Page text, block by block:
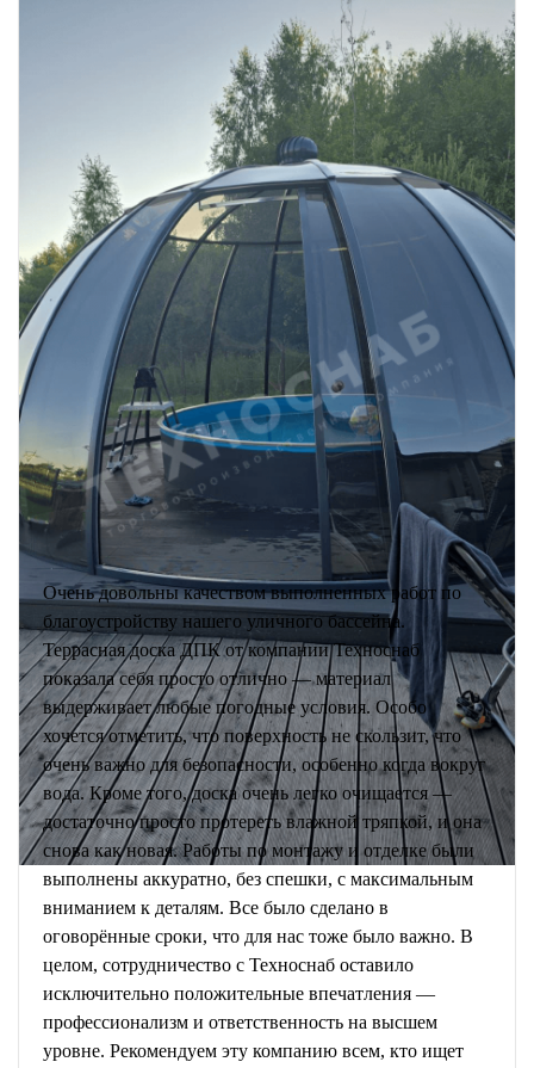
Очень довольны качеством выполненных работ по
благоустройству нашего уличного бассейна.
Террасная доска ДПК от компании Техноснаб
показала себя просто отлично — материал
выдерживает любые погодные условия. Особо
хочется отметить, что поверхность не скользит, что
очень важно для безопасности, особенно когда вокруг
вода. Кроме того, доска очень легко очищается —
достаточно просто протереть влажной тряпкой, и она
снова как новая. Работы по монтажу и отделке были
выполнены аккуратно, без спешки, с максимальным
вниманием к деталям. Все было сделано в
оговорённые сроки, что для нас тоже было важно. В
целом, сотрудничество с Техноснаб оставило
исключительно положительные впечатления —
профессионализм и ответственность на высшем
уровне. Рекомендуем эту компанию всем, кто ищет